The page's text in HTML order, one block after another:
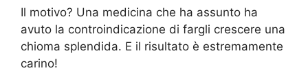
Il motivo? Una medicina che ha assunto ha
avuto la controindicazione di fargli crescere una
chioma splendida. E il risultato è estremamente
carino!